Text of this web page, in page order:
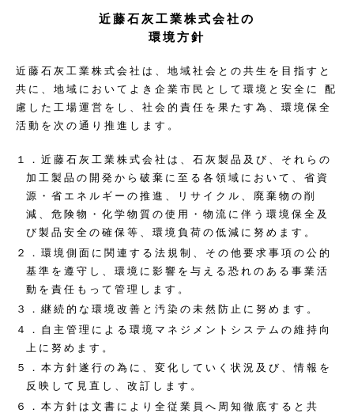
近藤石灰工業株式会社の
環境方針
近藤石灰工業株式会社は、地域社会との共生を目指すと
共に、地域においてよき企業市民として環境と安全に 配
慮した工場運営をし、社会的責任を果たす為、環境保全
活動を次の通り推進します。
１．近藤石灰工業株式会社は、石灰製品及び、それらの
加工製品の開発から破棄に至る各領域において、省資
源・省エネルギーの推進、リサイクル、廃棄物の削
減、危険物・化学物質の使用・物流に伴う環境保全及
び製品安全の確保等、環境負荷の低減に努めます。
２．環境側面に関連する法規制、その他要求事項の公的
基準を遵守し、環境に影響を与える恐れのある事業活
動を責任もって管理します。
３．継続的な環境改善と汚染の未然防止に努めます。
４．自主管理による環境マネジメントシステムの維持向
上に努めます。
５．本方針遂行の為に、変化していく状況及び、情報を
反映して見直し、改訂します。
６．本方針は文書により全従業員へ周知徹底すると共